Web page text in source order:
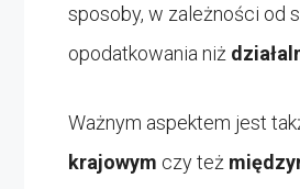
sposoby, w zależności od
opodatkowania niż
Ważnym aspektem jest
krajowym czy też